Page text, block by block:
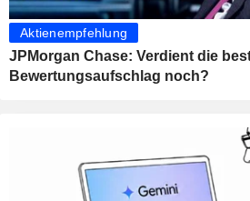
Aktienempfehlung
JPMorgan Chase: Verdient die
Bewertungsaufschlag noch?